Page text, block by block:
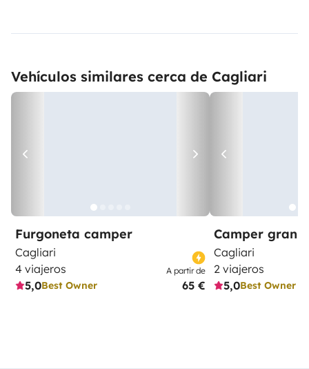
Vehículos similares cerca de Cagliari
Furgoneta camper
Cagliari
4 viajeros
5,0Best Owner
A partir de
65 €
Camper gran
Cagliari
2 viajeros
5,0Best Owner